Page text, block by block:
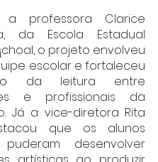
a professora Clarice
da Escola Estadual
o projeto envolveu
escolar e fortaleceu
da leitura entre
e profissionais da
Já a vice-diretora Rita
que os alunos
desenvolver